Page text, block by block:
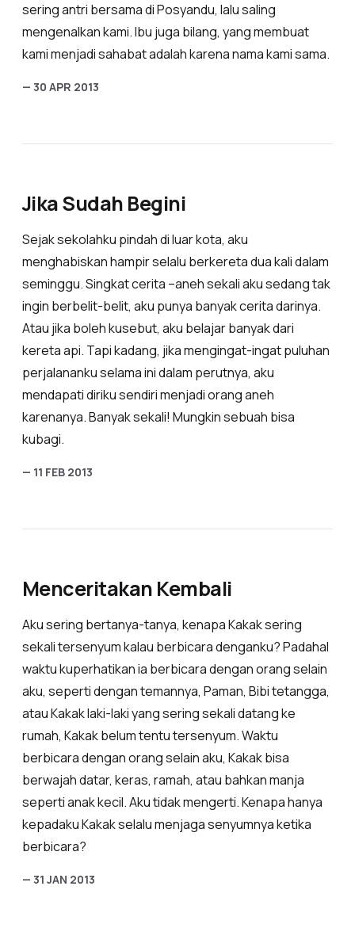
sering antri bersama di Posyandu, lalu saling
mengenalkan kami. Ibu juga bilang, yang membuat
kami menjadi sahabat adalah karena nama kami sama.
— 30 APR 2013
Jika Sudah Begini
Sejak sekolahku pindah di luar kota, aku
menghabiskan hampir selalu berkereta dua kali dalam
seminggu. Singkat cerita –aneh sekali aku sedang tak
ingin berbelit-belit, aku punya banyak cerita darinya.
Atau jika boleh kusebut, aku belajar banyak dari
kereta api. Tapi kadang, jika mengingat-ingat puluhan
perjalananku selama ini dalam perutnya, aku
mendapati diriku sendiri menjadi orang aneh
karenanya. Banyak sekali! Mungkin sebuah bisa
kubagi.
— 11 FEB 2013
Menceritakan Kembali
Aku sering bertanya-tanya, kenapa Kakak sering
sekali tersenyum kalau berbicara denganku? Padahal
waktu kuperhatikan ia berbicara dengan orang selain
aku, seperti dengan temannya, Paman, Bibi tetangga,
atau Kakak laki-laki yang sering sekali datang ke
rumah, Kakak belum tentu tersenyum. Waktu
berbicara dengan orang selain aku, Kakak bisa
berwajah datar, keras, ramah, atau bahkan manja
seperti anak kecil. Aku tidak mengerti. Kenapa hanya
kepadaku Kakak selalu menjaga senyumnya ketika
berbicara?
— 31 JAN 2013